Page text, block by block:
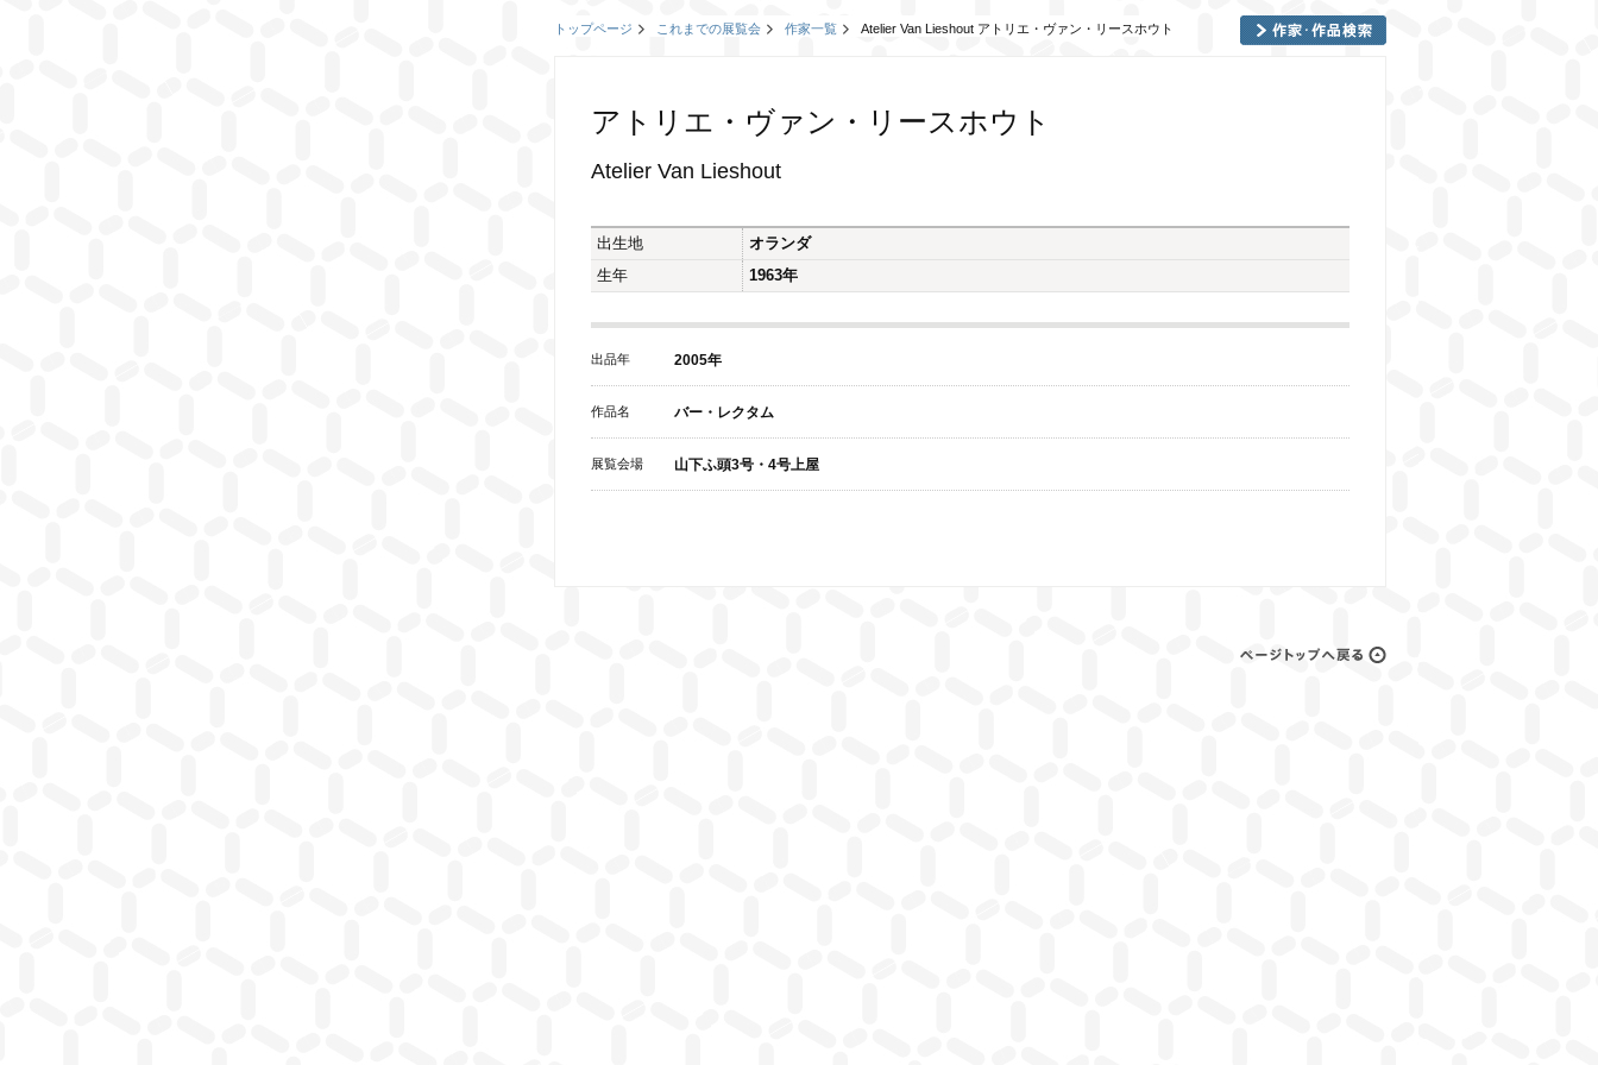
トップページ これまでの展覧会 作家一覧 Atelier Van Lieshout アトリエ・ヴァン・リースホウト
アトリエ・ヴァン・リースホウト
Atelier Van Lieshout
出生地
オランダ
生年
1963年
出品年 2005年
作品名 バー・レクタム
展覧会場 山下ふ頭3号・4号上屋